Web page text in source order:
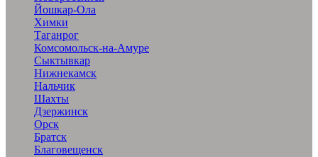
Йошкар-Ола
Химки
Таганрог
Комсомольск-на-Амуре
Сыктывкар
Нижнекамск
Нальчик
Шахты
Дзержинск
Орск
Братск
Благовещенск